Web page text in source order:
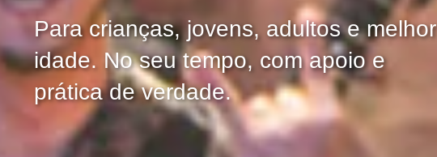
Para crianças, jovens, adultos e melhor
idade. No seu tempo, com apoio e
prática de verdade.